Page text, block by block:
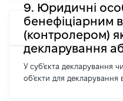
9. Юридичні
бенефіціарним
(контролером)
декларування
У суб'єкта декларування чи
об'єкти для декларування